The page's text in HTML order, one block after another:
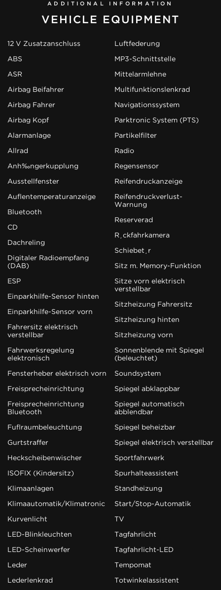
ADDITIONAL INFORMATION
VEHICLE EQUIPMENT
12 V Zusatzanschluss
ABS
ASR
Airbag Beifahrer
Airbag Fahrer
Airbag Kopf
Alarmanlage
Allrad
Anhängerkupplung
Ausstellfenster
Außentemperaturanzeige
Bluetooth
CD
Dachreling
Digitaler Radioempfang
(DAB)
ESP
Einparkhilfe-Sensor hinten
Einparkhilfe-Sensor vorn
Fahrersitz elektrisch
verstellbar
Fahrwerksregelung
elektronisch
Fensterheber elektrisch vorn
Freisprecheinrichtung
Freisprecheinrichtung
Bluetooth
Fußraumbeleuchtung
Gurtstraffer
Heckscheibenwischer
ISOFIX (Kindersitz)
Klimaanlagen
Klimaautomatik/Klimatronic
Kurvenlicht
LED-Blinkleuchten
LED-Scheinwerfer
Leder
Lederlenkrad
Luftfederung
MP3-Schnittstelle
Mittelarmlehne
Multifunktionslenkrad
Navigationssystem
Parktronic System (PTS)
Partikelfilter
Radio
Regensensor
Reifendruckanzeige
Reifendruckverlust-
Warnung
Reserverad
Rückfahrkamera
Schiebetür
Sitz m. Memory-Funktion
Sitze vorn elektrisch
verstellbar
Sitzheizung Fahrersitz
Sitzheizung hinten
Sitzheizung vorn
Sonnenblende mit Spiegel
(beleuchtet)
Soundsystem
Spiegel abklappbar
Spiegel automatisch
abblendbar
Spiegel beheizbar
Spiegel elektrisch verstellbar
Sportfahrwerk
Spurhalteassistent
Standheizung
Start/Stop-Automatik
TV
Tagfahrlicht
Tagfahrlicht-LED
Tempomat
Totwinkelassistent